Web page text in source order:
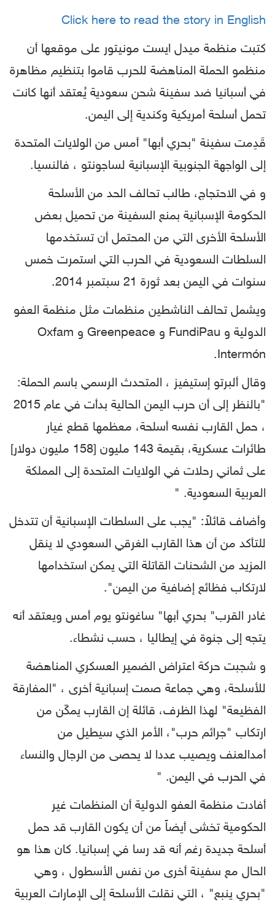
Click here to read the story in English
كتبت منظمة ميدل ايست مونيتور على موقعها أن
منظمو الحملة المناهضة للحرب قاموا بتنظيم مظاهرة
في أسبانيا ضد سفينة شحن سعودية يُعتقد أنها كانت
تحمل أسلحة أمريكية وكندية إلى اليمن.
قَدِمت سفينة "بحري أبها" أمس من الولايات المتحدة
إلى الواجهة الجنوبية الإسبانية لساجونتو ، فالنسيا.
و في الاحتجاج، طالب تحالف الحد من الأسلحة
الحكومة الإسبانية بمنع السفينة من تحميل بعض
الأسلحة الأخرى التي من المحتمل أن تستخدمها
السلطات السعودية في الحرب التي استمرت خمس
سنوات في اليمن بعد ثورة 21 سبتمبر 2014.
ويشمل تحالف الناشطين منظمات مثل منظمة العفو
الدولية و FundiPau و Greenpeace و Oxfam
Intermón.
وقال ألبرتو إستيفيز ، المتحدث الرسمي باسم الحملة:
"بالنظر إلى أن حرب اليمن الحالية بدأت في عام 2015
، حمل القارب نفسه أسلحة، معظمها قطع غيار
طائرات عسكرية، بقيمة 143 مليون [158 مليون دولار]
على ثماني رحلات في الولايات المتحدة إلى المملكة
العربية السعودية. "
وأضاف قائلاً: "يجب على السلطات الإسبانية أن تتدخل
للتأكد من أن هذا القارب الغرقي السعودي لا ينقل
المزيد من الشحنات القاتلة التي يمكن استخدامها
لارتكاب فظائع إضافية من اليمن".
غادر القرب" بحري أبها" ساغونتو يوم أمس ويعتقد أنه
يتجه إلى جنوة في إيطاليا ، حسب نشطاء.
و شجبت حركة اعتراض الضمير العسكري المناهضة
للأسلحة، وهي جماعة صمت إسبانية أخرى ، "المفارقة
الفظيعة" لهذا الظرف، قائلة إن القارب يمكّن من
ارتكاب "جرائم حرب"، الأمر الذي سيطيل من
أمدالعنف ويصيب عددا لا يحصى من الرجال والنساء
في الحرب في اليمن. "
أفادت منظمة العفو الدولية أن المنظمات غير
الحكومية تخشى أيضاً من أن يكون القارب قد حمل
أسلحة جديدة رغم أنه قد رسا في إسبانيا. كان هذا هو
الحال مع سفينة أخرى من نفس الأسطول ، وهي
"بحري ينبع" ، التي نقلت الأسلحة إلى الإمارات العربية